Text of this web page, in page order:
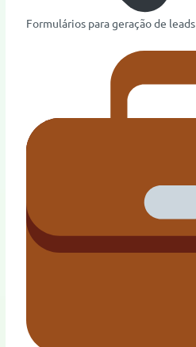
Formulários para geração de leads